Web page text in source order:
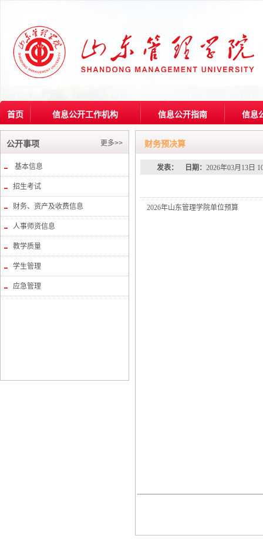
首页 信息公开工作机构 信息公开指南 信息
公开事项 更多>>
基本信息
招生考试
财务、资产及收费信息
人事师资信息
教学质量
学生管理
应急管理
财务预决算
发表： 日期： 2026年03月13日
2026年山东管理学院单位预算